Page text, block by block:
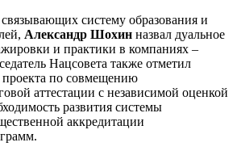
систему образования и
Александр Шохин назвал дуальное
и практики в компаниях –
Нацсовета также отметил
по совмещению
аттестации с независимой оценкой
развития системы
аккредитации